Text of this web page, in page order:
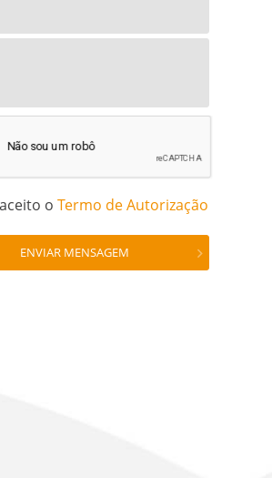
o Termo de Autorização
ENVIAR MENSAGEM